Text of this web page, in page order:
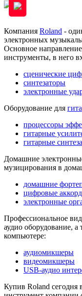
Компания Roland -
электронных
Основное
инструменты, в него
сценические
синтезаторы
электронные
Оборудование для
процессоры
гитарные
гитарные
Домашние
музицирования в
домашние
цифровые
электронные
Профессиональное
аудио оборудование, а
компьютере:
аудиомикшеры
видеомикшеры
USB-аудио
Купив Roland сегодня